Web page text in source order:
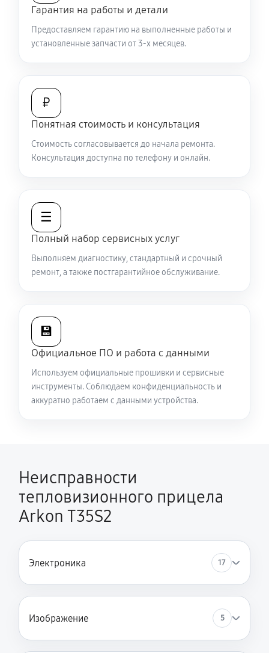
Не работает батарейный отсек
2970 руб
Не запускается тепловизионный прибор
Вертикальные-горизонтальные полосы в
видоискателе и на видео
5580 руб 60 минут
Полностью отсутствует изображение в
видоискателе и на видео
60 минут
Перепрошивка и обновление устройства
60 минут
Гарантия на работы и детали
Предоставляем гарантию на выполненные работы и
установленные запчасти от 3-х месяцев.
₽
Понятная стоимость и консультация
Стоимость согласовывается до начала ремонта.
Консультация доступна по телефону и онлайн.
☰
Полный набор сервисных услуг
Выполняем диагностику, стандартный и срочный
ремонт, а также постгарантийное обслуживание.
💾
Официальное ПО и работа с данными
Используем официальные прошивки и сервисные
инструменты. Соблюдаем конфиденциальность и
аккуратно работаем с данными устройства.
Неисправности
тепловизионного прицела
Arkon T35S2
Электроника 17
Изображение 5